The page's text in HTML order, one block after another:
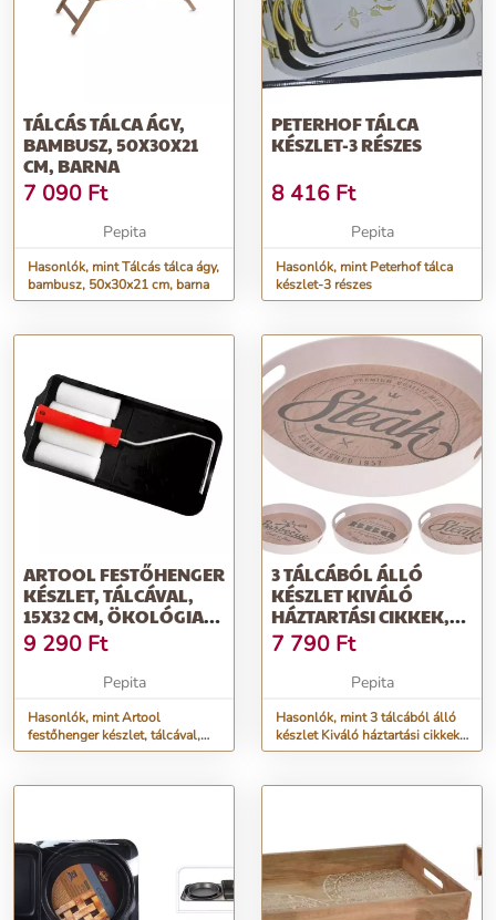
TÁLCÁS TÁLCA ÁGY,
BAMBUSZ, 50X30X21
CM, BARNA
7 090 Ft
Pepita
Hasonlók, mint Tálcás tálca ágy,
bambusz, 50x30x21 cm, barna
PETERHOF TÁLCA
KÉSZLET-3 RÉSZES
8 416 Ft
Pepita
Hasonlók, mint Peterhof tálca
készlet-3 részes
ARTOOL FESTŐHENGER
KÉSZLET, TÁLCÁVAL,
15X32 CM, ÖKOLÓGIAI,
4 DB
9 290 Ft
Pepita
Hasonlók, mint Artool
festőhenger készlet, tálcával,
15x32 cm, ökológiai, 4 db
3 TÁLCÁBÓL ÁLLÓ
KÉSZLET KIVÁLÓ
HÁZTARTÁSI CIKKEK,
MELAMINE, 30X4...
7 790 Ft
Pepita
Hasonlók, mint 3 tálcából álló
készlet Kiváló háztartási cikkek,
melamine, 30x4...